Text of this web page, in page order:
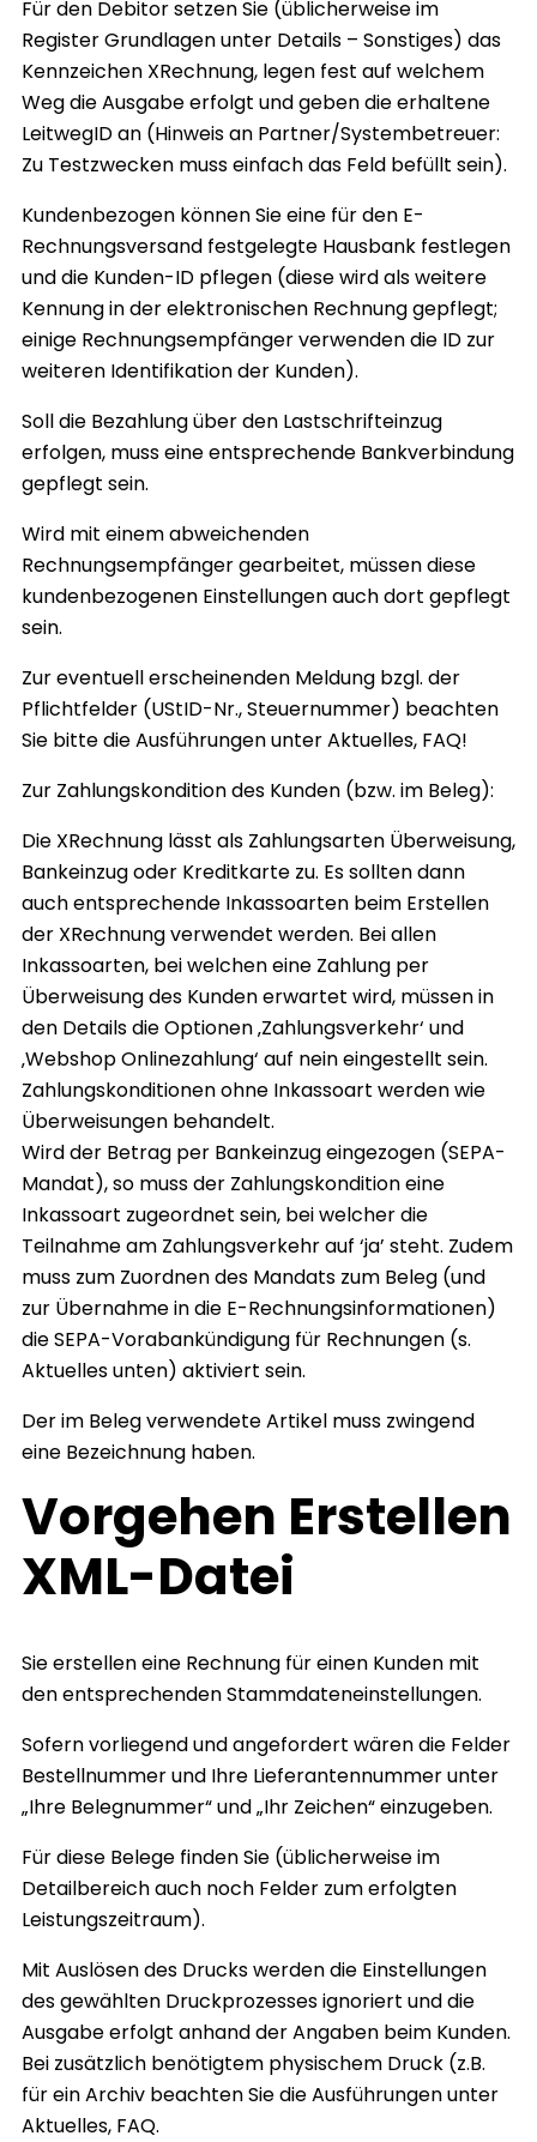
Für den Debitor setzen Sie (üblicherweise im
Register Grundlagen unter Details – Sonstiges) das
Kennzeichen XRechnung, legen fest auf welchem
Weg die Ausgabe erfolgt und geben die erhaltene
LeitwegID an (Hinweis an Partner/Systembetreuer:
Zu Testzwecken muss einfach das Feld befüllt sein).
Kundenbezogen können Sie eine für den E-
Rechnungsversand festgelegte Hausbank festlegen
und die Kunden-ID pflegen (diese wird als weitere
Kennung in der elektronischen Rechnung gepflegt;
einige Rechnungsempfänger verwenden die ID zur
weiteren Identifikation der Kunden).
Soll die Bezahlung über den Lastschrifteinzug
erfolgen, muss eine entsprechende Bankverbindung
gepflegt sein.
Wird mit einem abweichenden
Rechnungsempfänger gearbeitet, müssen diese
kundenbezogenen Einstellungen auch dort gepflegt
sein.
Zur eventuell erscheinenden Meldung bzgl. der
Pflichtfelder (UStID-Nr., Steuernummer) beachten
Sie bitte die Ausführungen unter Aktuelles, FAQ!
Zur Zahlungskondition des Kunden (bzw. im Beleg):
Die XRechnung lässt als Zahlungsarten Überweisung,
Bankeinzug oder Kreditkarte zu. Es sollten dann
auch entsprechende Inkassoarten beim Erstellen
der XRechnung verwendet werden. Bei allen
Inkassoarten, bei welchen eine Zahlung per
Überweisung des Kunden erwartet wird, müssen in
den Details die Optionen ‚Zahlungsverkehr‘ und
‚Webshop Onlinezahlung‘ auf nein eingestellt sein.
Zahlungskonditionen ohne Inkassoart werden wie
Überweisungen behandelt.
Wird der Betrag per Bankeinzug eingezogen (SEPA-
Mandat), so muss der Zahlungskondition eine
Inkassoart zugeordnet sein, bei welcher die
Teilnahme am Zahlungsverkehr auf ‘ja’ steht. Zudem
muss zum Zuordnen des Mandats zum Beleg (und
zur Übernahme in die E-Rechnungsinformationen)
die SEPA-Vorabankündigung für Rechnungen (s.
Aktuelles unten) aktiviert sein.
Der im Beleg verwendete Artikel muss zwingend
eine Bezeichnung haben.
Vorgehen Erstellen
XML-Datei
Sie erstellen eine Rechnung für einen Kunden mit
den entsprechenden Stammdateneinstellungen.
Sofern vorliegend und angefordert wären die Felder
Bestellnummer und Ihre Lieferantennummer unter
„Ihre Belegnummer“ und „Ihr Zeichen“ einzugeben.
Für diese Belege finden Sie (üblicherweise im
Detailbereich auch noch Felder zum erfolgten
Leistungszeitraum).
Mit Auslösen des Drucks werden die Einstellungen
des gewählten Druckprozesses ignoriert und die
Ausgabe erfolgt anhand der Angaben beim Kunden.
Bei zusätzlich benötigtem physischem Druck (z.B.
für ein Archiv beachten Sie die Ausführungen unter
Aktuelles, FAQ.